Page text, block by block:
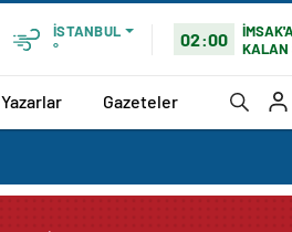
İSTANBUL
°
02:00
İMSAK'A
KALAN
Yazarlar Gazeteler